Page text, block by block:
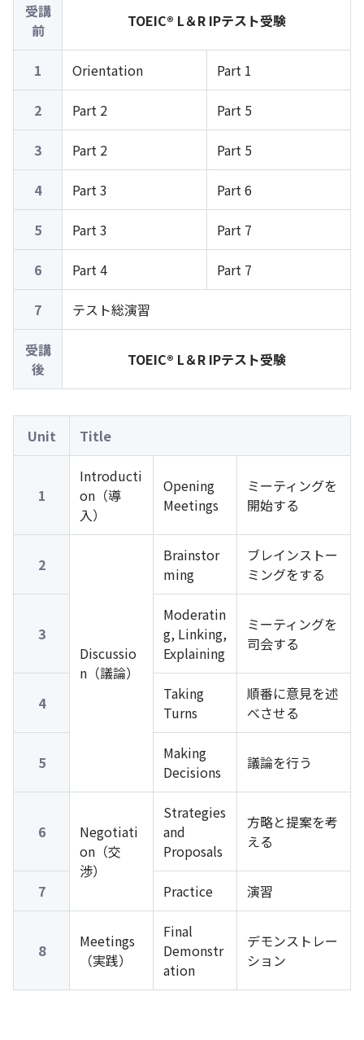
受講
前
TOEIC® L＆R IPテスト受験
1 Orientation Part 1
2 Part 2 Part 5
3 Part 2 Part 5
4 Part 3 Part 6
5 Part 3 Part 7
6 Part 4 Part 7
7 テスト総演習
受講
後
TOEIC® L＆R IPテスト受験
Unit Title
1
Introducti
on（導
入）
Opening
Meetings
ミーティングを
開始する
2
Discussio
n（議論）
Brainstor
ming
ブレインストー
ミングをする
3
Moderatin
g, Linking,
Explaining
ミーティングを
司会する
4
Taking
Turns
順番に意見を述
べさせる
5
Making
Decisions
議論を行う
6
Negotiati
on（交
渉）
Strategies
and
Proposals
方略と提案を考
える
7 Practice 演習
8
Meetings
（実践）
Final
Demonstr
ation
デモンストレー
ション